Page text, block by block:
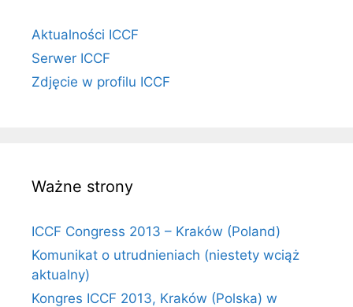
Aktualności ICCF
Serwer ICCF
Zdjęcie w profilu ICCF
Ważne strony
ICCF Congress 2013 – Kraków (Poland)
Komunikat o utrudnieniach (niestety wciąż
aktualny)
Kongres ICCF 2013, Kraków (Polska) w